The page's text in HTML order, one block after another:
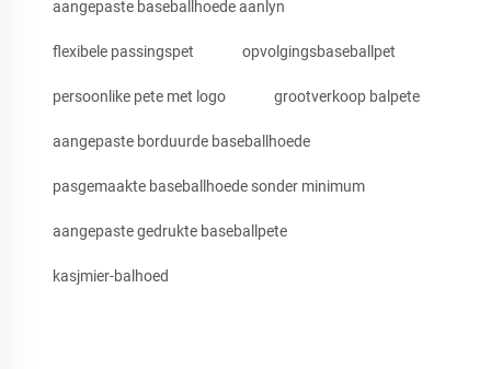
aangepaste baseballhoede aanlyn
flexibele passingspet opvolgingsbaseballpet
persoonlike pete met logo grootverkoop balpete
aangepaste borduurde baseballhoede
pasgemaakte baseballhoede sonder minimum
aangepaste gedrukte baseballpete
kasjmier-balhoed